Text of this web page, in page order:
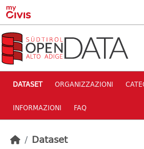
Skip to main content
DATASET ORGANIZZAZIONI
INFORMAZIONI FAQ
Dataset